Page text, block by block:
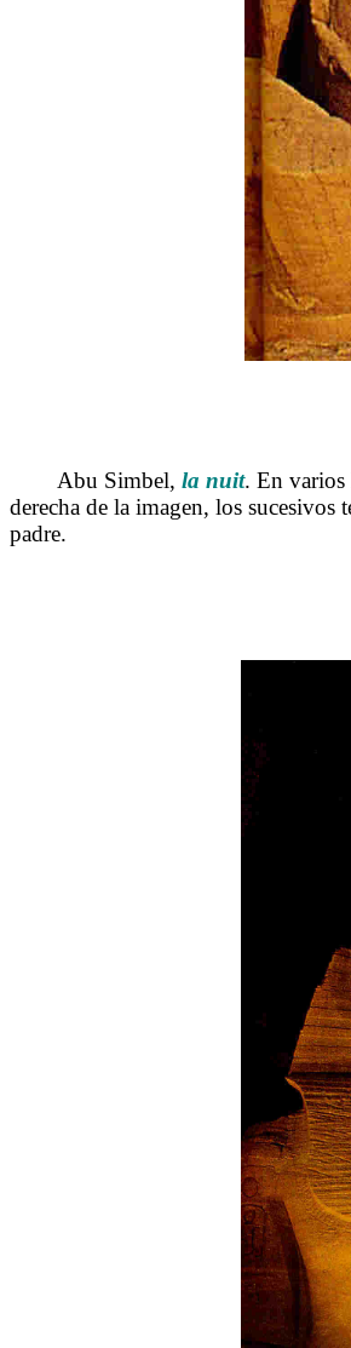
Abu Simbel, la nuit. En varios
derecha de la imagen, los sucesivos
padre.